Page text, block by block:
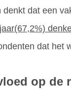
dat een
dat het
op de